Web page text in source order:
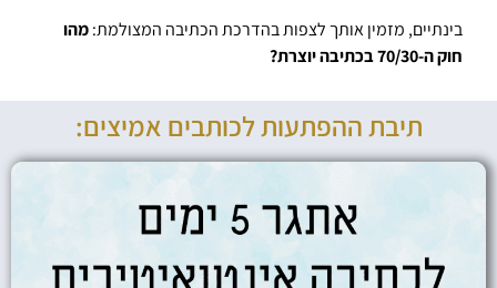
בינתיים, מזמין אותך לצפות בהדרכת הכתיבה המצולמת:מהו
חוק ה-70/30 בכתיבה יוצרת?
תיבת ההפתעות לכותבים אמיצים: